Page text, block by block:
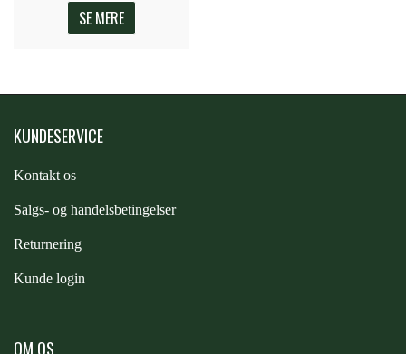
WALSH
QHP -BRANDS OF Q
PREMIER EQUINE INSEKTBESKYTTELSE
SE MERE
KUNDESERVICE
Kontakt os
Salgs- og handelsbetingelser
Returnering
Kunde login
OM OS